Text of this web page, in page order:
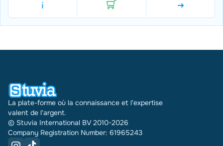
i
La plate-forme où la connaissance et l'expertise
valent de l'argent.
© Stuvia International BV 2010-2026
Company Registration Number: 61965243